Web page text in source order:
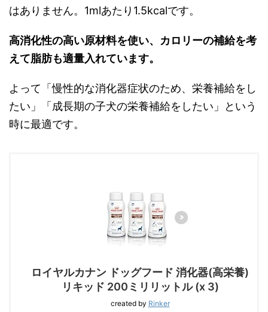
はありません。1mlあたり1.5kcalです。
高消化性の高い原材料を使い、カロリーの補給を考
えて脂肪も適量入れています。
よって「慢性的な消化器症状のため、栄養補給をし
たい」「成長期の子犬の栄養補給をしたい」という
時に最適です。
ロイヤルカナン ドッグフード 消化器(高栄養)
リキッド 200ミリリットル (x 3)
created by Rinker